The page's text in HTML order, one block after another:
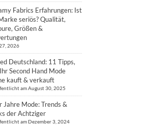
Fabrics Erfahrungen: Ist
seriös? Qualität,
Größen &
2026
Deutschland: 11 Tipps,
Second Hand Mode
kauft & verkauft
am August 30, 2025
Jahre Mode: Trends &
der Achtziger
am Dezember 3, 2024